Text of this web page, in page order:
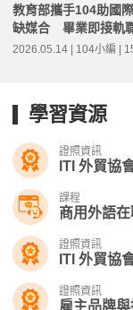
教育部攜手104助國
缺媒合 畢業即接軌
2026.05.14 | 104小編 |
學習資源
證照資訊
ITI 外貿協
課程
商用外語
證照資訊
ITI 外貿協
證照資訊
雇主品牌